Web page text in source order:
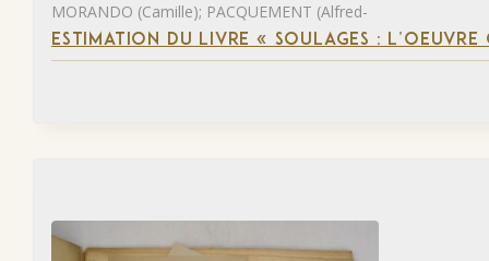
MORANDO (Camille); PACQUEMENT (Alfred-
ESTIMATION DU LIVRE « SOULAGES :